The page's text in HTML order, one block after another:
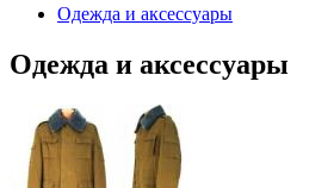
Одежда и аксессуары
Одежда и аксессуары